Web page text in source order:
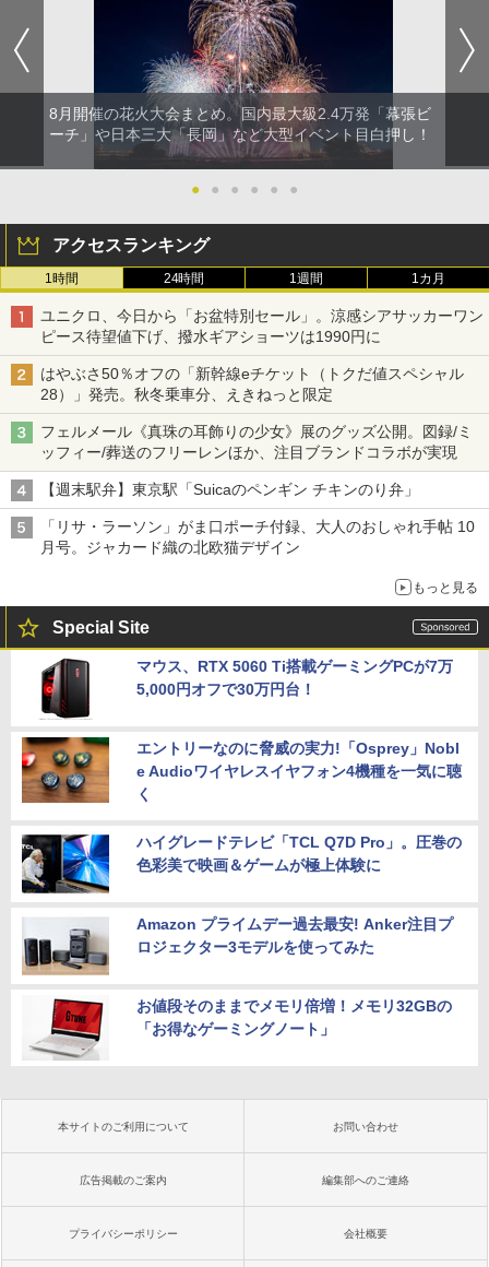
8月開催の花火大会まとめ。国内最大級2.4万発「幕張ビ
ーチ」や日本三大「長岡」など大型イベント目白押し！
● ● ● ● ● ●
アクセスランキング
1時間 24時間 1週間 1カ月
ユニクロ、今日から「お盆特別セール」。涼感シアサッカーワン
ピース待望値下げ、撥水ギアショーツは1990円に
はやぶさ50％オフの「新幹線eチケット（トクだ値スペシャル
28）」発売。秋冬乗車分、えきねっと限定
フェルメール《真珠の耳飾りの少女》展のグッズ公開。図録/ミ
ッフィー/葬送のフリーレンほか、注目ブランドコラボが実現
【週末駅弁】東京駅「Suicaのペンギン チキンのり弁」
「リサ・ラーソン」がま口ポーチ付録、大人のおしゃれ手帖 10
月号。ジャカード織の北欧猫デザイン
もっと見る
Special Site
マウス、RTX 5060 Ti搭載ゲーミングPCが7万
5,000円オフで30万円台！
エントリーなのに脅威の実力!「Osprey」Nobl
e Audioワイヤレスイヤフォン4機種を一気に聴
く
ハイグレードテレビ「TCL Q7D Pro」。圧巻の
色彩美で映画＆ゲームが極上体験に
Amazon プライムデー過去最安! Anker注目プ
ロジェクター3モデルを使ってみた
お値段そのままでメモリ倍増！メモリ32GBの
「お得なゲーミングノート」
本サイトのご利用について お問い合わせ
広告掲載のご案内 編集部へのご連絡
プライバシーポリシー 会社概要